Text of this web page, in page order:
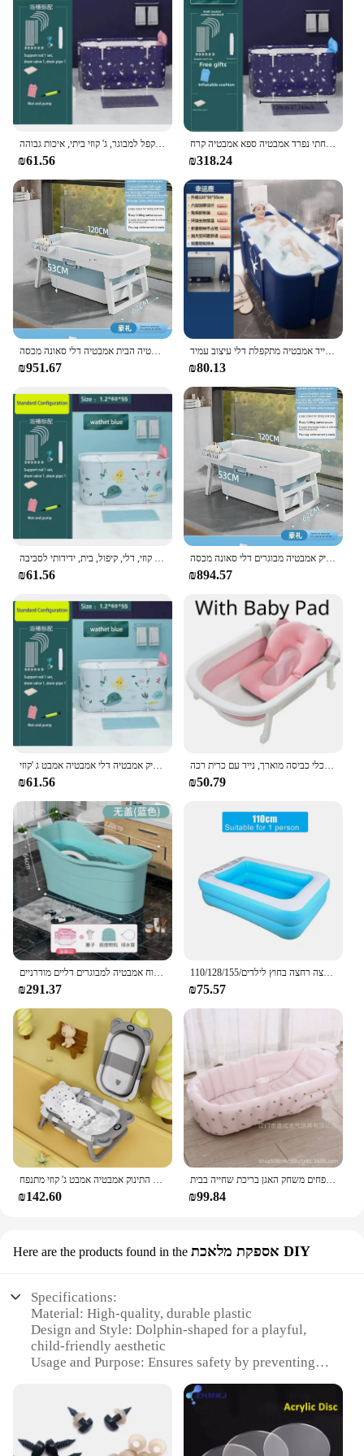
ג 'קוזי מלבן מתקפל למבוגר, ג' קוזי ביתי, איכות גבוהה
₪61.56
אמבט מתקפל נייד, אמבטיה מתקפל, אמבטיה מתקפל, חדר אמבטיה משפחתי משפחתי נפרד אמבטיה ספא אמבטיה קרח
₪318.24
אמבטיה מתקפל נייד ילדים שחייה פלסטיק מבוגרים אמבטיה הבית אמבטיה דלי סאונה מכסה banheira dobraavel
₪951.67
אמבטיה סוגר אלומיניום מקלחת גדולה חבית עבות אמבטיה נייד אמבטיה מתקפלת דלי עיצוב עמיד
₪80.13
ג 'קוזי מלבני גדול לחסכון בחלל, ג' קוזי, דלי, קיפול, בית, ידידותי לסביבה
₪61.56
אמבטיה מתקפל נייד ילדים שחייה פלסטיק אמבטיה מבוגרים דלי סאונה מכסה banheira dobayta הבית אמבטיה
₪894.57
אמבטיה מתקפל נייד לילדים מבוגרים בריכת שחיה גדולה פלסטיק אמבטיה דלי אמבטיה אמבט ג 'קוזי
₪61.56
אמבטיה מתקפלת לתינוק, כלי כביסה מוארך, נייד עם כרית רכה
₪50.79
גדול לדלי בית ספא קטן קטן לשטוף ג 'קוזי מקלחת רחצה נוח אמבטיה למבוגרים דליים מודרניים banheira דה ג' לו נייד
₪291.37
110/128/155/מלבני בריכת שחייה מתנפחים ג 'קוזי קיץ רחצה רחצה בחוץ לילדים
₪75.57
₪142.60
אמבט מתנפחים לילדים, תינוק מתנפחים משחק האגן בריכת שחייה בבית
₪99.84
Here are the products found in the אספקת מלאכת DIY
Specifications:
Material: High-quality, durable plastic
Design and Style: Dolphin-shaped for a playful,
child-friendly aesthetic
Usage and Purpose: Ensures safety by preventing
Performance and Property: Easy to install with a
DIY approach, no tools required
Applicable Scenario: Ideal for homes with young